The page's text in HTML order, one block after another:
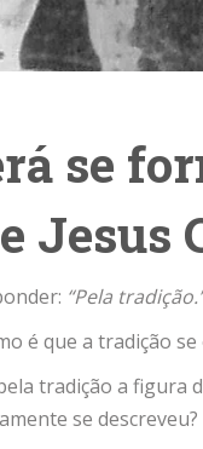
se
Jesus
“Pela
é que a tradição
tradição a figura
se descreveu?